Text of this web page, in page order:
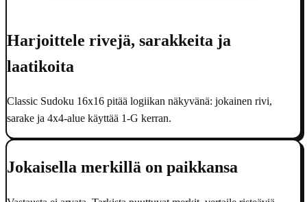
Harjoittele rivejä, sarakkeita ja
laatikoita
Classic Sudoku 16x16 pitää logiikan näkyvänä: jokainen rivi,
sarake ja 4x4-alue käyttää 1-G kerran.
Jokaisella merkillä on paikkansa